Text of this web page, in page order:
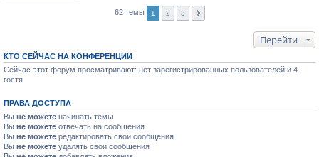
62 темы 1 2 3
Перейти
КТО СЕЙЧАС НА КОНФЕРЕНЦИИ
Сейчас этот форум просматривают: нет зарегистрированных пользователей и 4
гостя
ПРАВА ДОСТУПА
Вы не можете начинать темы
Вы не можете отвечать на сообщения
Вы не можете редактировать свои сообщения
Вы не можете удалять свои сообщения